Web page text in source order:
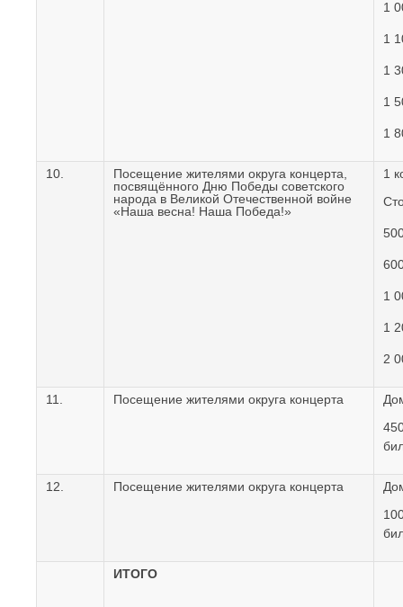
1
1
1
1
1
10.
Посещение жителями округа концерта,
посвящённого Дню Победы советского
народа в Великой Отечественной войне
«Наша весна! Наша Победа!»
1
1
1
2
11. Посещение жителями округа концерта
12. Посещение жителями округа концерта
ИТОГО